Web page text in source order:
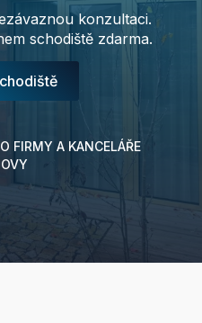
konzultaci.
schodiště zdarma.
FIRMY A KANCELÁŘE